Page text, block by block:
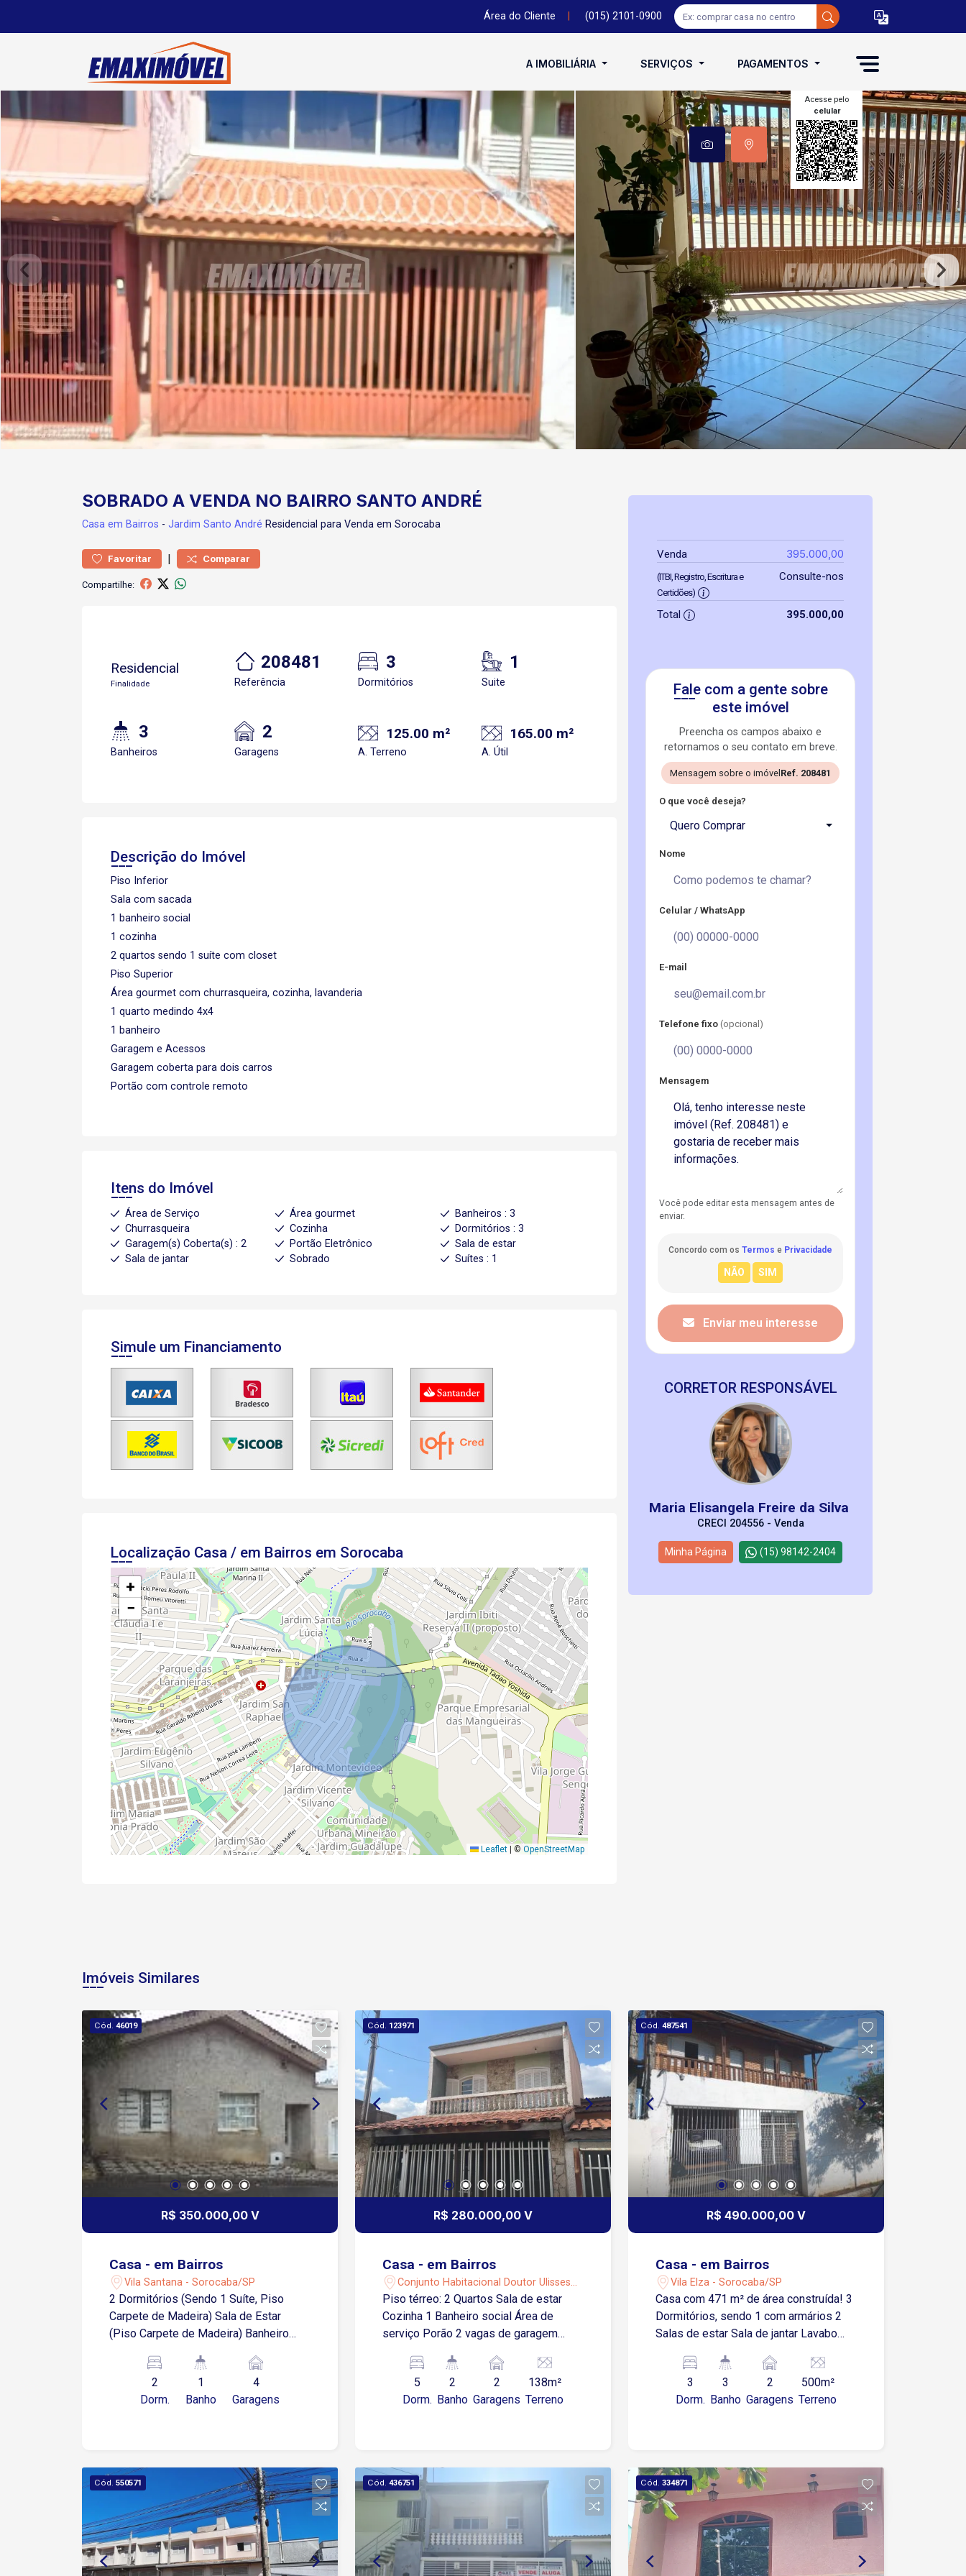
Área do Cliente (015) 2101-0900
A IMOBILIÁRIA SERVIÇOS PAGAMENTOS
Acesse pelo
celular
SOBRADO A VENDA NO BAIRRO SANTO ANDRÉ
Casa em Bairros - Jardim Santo André Residencial para Venda em Sorocaba
Favoritar | Comparar
Compartilhe:
Residencial
Finalidade
208481
Referência
3
Dormitórios
1
Suite
3
Banheiros
2
Garagens
125.00 m²
A. Terreno
165.00 m²
A. Útil
Descrição do Imóvel
Piso Inferior
Sala com sacada
1 banheiro social
1 cozinha
2 quartos sendo 1 suíte com closet
Piso Superior
Área gourmet com churrasqueira, cozinha, lavanderia
1 quarto medindo 4x4
1 banheiro
Garagem e Acessos
Garagem coberta para dois carros
Portão com controle remoto
Itens do Imóvel
Área de Serviço Área gourmet
Banheiros : 3
Churrasqueira
Cozinha
Dormitórios : 3
Garagem(s) Coberta(s) : 2
Portão Eletrônico
Sala de estar
Sala de jantar
Sobrado Suítes : 1
Simule um Financiamento
Localização Casa / em Bairros em Sorocaba
+
−
Leaflet © OpenStreetMap
Venda 395.000,00
(ITBI, Registro, Escritura e
Certidões)
Consulte-nos
Total 395.000,00
Fale com a gente sobre
este imóvel
Preencha os campos abaixo e
retornamos o seu contato em breve.
Mensagem sobre o imóvel Ref. 208481
O que você deseja?
Quero Comprar
Nome
Celular / WhatsApp
E-mail
Telefone fixo (opcional)
Mensagem
Você pode editar esta mensagem antes de
enviar.
Concordo com os Termos e Privacidade
Enviar meu interesse
CORRETOR RESPONSÁVEL
Maria Elisangela Freire da Silva
CRECI 204556 - Venda
Minha Página (15) 98142-2404
Imóveis Similares
Cód. 46019
R$ 350.000,00 V
Casa - em Bairros
Vila Santana - Sorocaba/SP
2 Dormitórios (Sendo 1 Suíte, Piso
Carpete de Madeira) Sala de Estar
(Piso Carpete de Madeira) Banheiro
Azulejo, Armários, Piso Frio) Lavanderia
(Piso Frio) 4 Vagas Cobertas na
Garagem Proprietário Estuda fazer
2
Dorm.
1
Banho
4
Garagens
Cód. 123971
R$ 280.000,00 V
Casa - em Bairros
Conjunto Habitacional Doutor Ulisses
Guimarães - Sorocaba/SP
Piso térreo: 2 Quartos Sala de estar
Cozinha 1 Banheiro social Área de
serviço Porão 2 vagas de garagem
com sacada 1 Banheiro social
Localização: Próximo a supermercados,
padaria, restaurantes, escola e
5
Dorm.
2
Banho
2
Garagens
138m²
Terreno
Cód. 487541
R$ 490.000,00 V
Casa - em Bairros
Vila Elza - Sorocaba/SP
Casa com 471 m² de área construída! 3
Dormitórios, sendo 1 com armários 2
Salas de estar Sala de jantar Lavabo
Área de serviço Lavanderia 2 Vagas de
garagem cobertas * Ótimo terreno, com
possibilidade para construção de
3
Dorm.
3
Banho
2
Garagens
500m²
Terreno
Cód. 550571 Cód. 436751 Cód. 334871